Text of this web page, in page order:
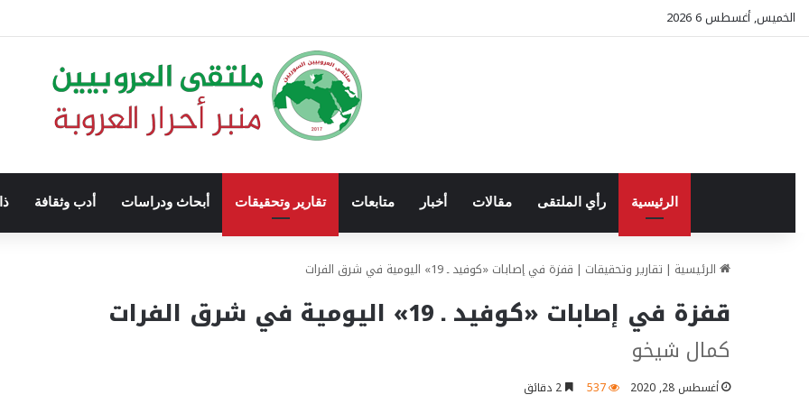
الخميس, أغسطس 6 2026
الرئيسية رأي الملتقى مقالات أخبار متابعات تقارير وتحقيقات أبحاث ودراسات أدب وثقافة
الرئيسية | تقارير وتحقيقات | قفزة في إصابات «كوفيد ـ 19» اليومية في شرق الفرات
قفزة في إصابات «كوفيد ـ 19» اليومية في شرق الفرات
كمال شيخو
أغسطس 28, 2020 537